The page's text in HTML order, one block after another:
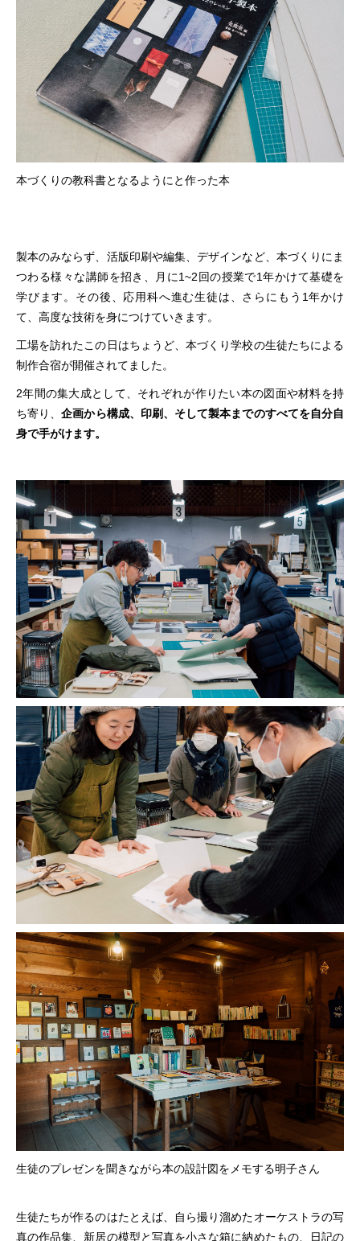
本づくりの教科書となるようにと作った本
製本のみならず、活版印刷や編集、デザインなど、本づくりにま
つわる様々な講師を招き、月に1~2回の授業で1年かけて基礎を
学びます。その後、応用科へ進む生徒は、さらにもう1年かけ
て、高度な技術を身につけていきます。
工場を訪れたこの日はちょうど、本づくり学校の生徒たちによる
制作合宿が開催されてました。
2年間の集大成として、それぞれが作りたい本の図面や材料を持
ち寄り、企画から構成、印刷、そして製本までのすべてを自分自
身で手がけます。
生徒のプレゼンを聞きながら本の設計図をメモする明子さん
生徒たちが作るのはたとえば、自ら撮り溜めたオーケストラの写
真の作品集、新居の模型と写真を小さな箱に納めたもの、日記の